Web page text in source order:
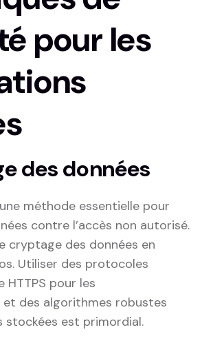
pour les
​des données
méthode⁣ essentielle pour
contre l’accès non autorisé.
cryptage des données en
Utiliser des protocoles
‍HTTPS pour‍ les⁣
des algorithmes robustes
‌stockées ‍est primordial.